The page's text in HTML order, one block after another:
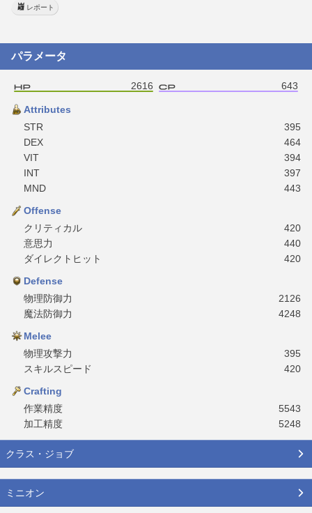
レポート
パラメータ
2616 643
Attributes
STR
395
DEX
464
VIT
394
INT
397
MND
443
Offense
クリティカル
420
意思力
440
ダイレクトヒット
420
Defense
物理防御力
2126
魔法防御力
4248
Melee
物理攻撃力
395
スキルスピード
420
Crafting
作業精度
5543
加工精度
5248
クラス・ジョブ
ミニオン